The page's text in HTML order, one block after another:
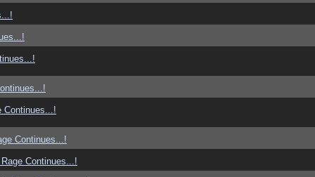
Continues...!
Continues...!
Continues...!